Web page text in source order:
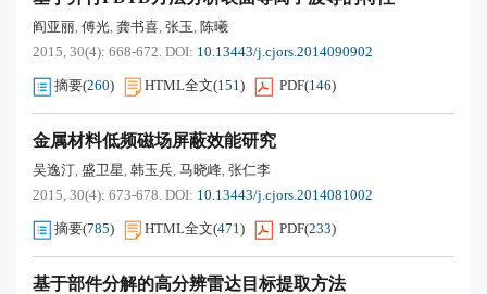
阎亚丽, 傅光, 龚书喜, 张玉, 陈曦
2015, 30(4): 668-672. DOI: 10.13443/j.cjors.2014090902
摘要(260) HTML全文(151) PDF(146)
金属材料低频磁场屏蔽效能研究
吴逸汀, 盛卫星, 韩玉兵, 马晓峰, 张仁李
2015, 30(4): 673-678. DOI: 10.13443/j.cjors.2014081002
摘要(785) HTML全文(471) PDF(233)
基于部件分解的高分辨雷达目标提取方法